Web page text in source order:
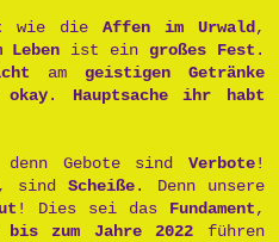
wie die Affen im Urwald,
ist eingroßes Fest .
amgeistigen Getränke
okay. Hauptsache ihr habt
Gebote sindVerbote!
sindScheiße. Denn unsere
! Dies sei das Fundament,
bis zum Jahre 2022 führen